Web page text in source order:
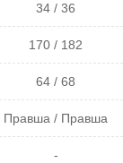
34 / 36
170 / 182
64 / 68
Правша / Правша
-